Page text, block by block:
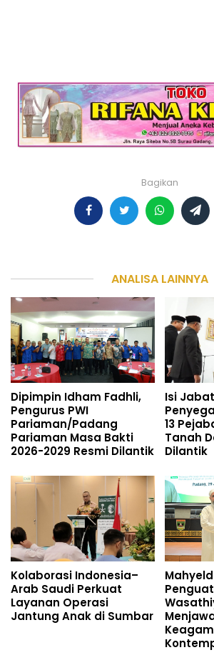
Bagikan
ANALISA LAINNYA
Dipimpin Idham Fadhli,
Pengurus PWI
Pariaman/Padang
Pariaman Masa Bakti
2026-2029 Resmi Dilantik
Isi
13
Tanah
Dilantik
Kolaborasi Indonesia–
Arab Saudi Perkuat
Layanan Operasi
Jantung Anak di Sumbar